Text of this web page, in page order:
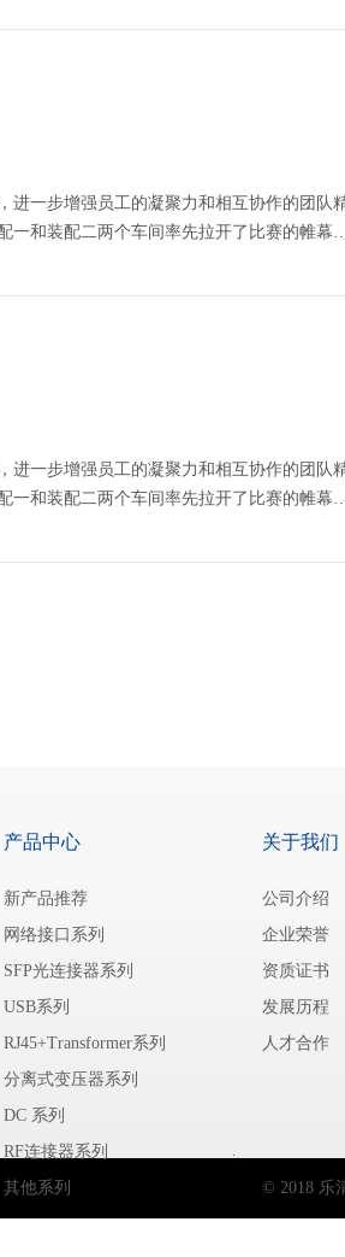
进一步增强员工的凝聚力和相互协作的团队
一和装配二两个车间率先拉开了比赛的帷幕
进一步增强员工的凝聚力和相互协作的团队
一和装配二两个车间率先拉开了比赛的帷幕
产品中心
新产品推荐
网络接口系列
SFP光连接器系列
USB系列
RJ45+Transformer系列
分离式变压器系列
DC 系列
RF连接器系列
其他系列
关于我们
公司介绍
企业荣誉
资质证书
发展历程
人才合作
© 2018 乐